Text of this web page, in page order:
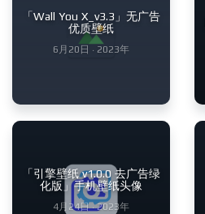
「Wall You X_v3.3」无广告
优质壁纸
6月20日 · 2023年
「引擎壁纸 v1.0.0 去广告绿
化版」手机壁纸头像
4月24日 · 2023年